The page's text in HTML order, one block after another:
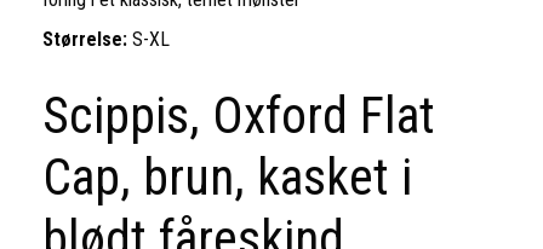
Størrelse: S-XL
Scippis, Oxford Flat
Cap, brun, kasket i